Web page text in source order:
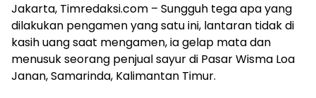
Jakarta, Timredaksi.com – Sungguh tega apa yang
dilakukan pengamen yang satu ini, lantaran tidak di
kasih uang saat mengamen, ia gelap mata dan
menusuk seorang penjual sayur di Pasar Wisma Loa
Janan, Samarinda, Kalimantan Timur.